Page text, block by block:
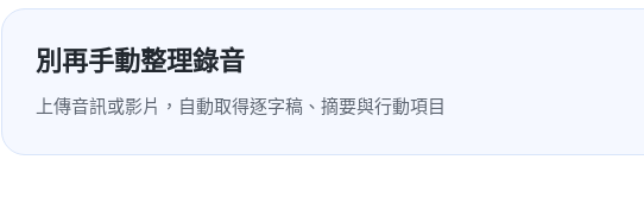
別再手動整理錄音
上傳音訊或影片，自動取得逐字稿、摘要與行動項目